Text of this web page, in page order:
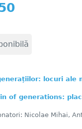
locuri ale
of generations:
Nicolae Mihai,